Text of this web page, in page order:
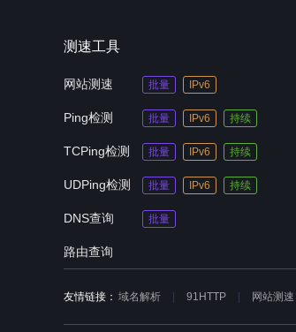
测速工具
网站测速 批量 IPv6
Ping检测 批量 IPv6 持续
TCPing检测 批量 IPv6 持续
UDPing检测 批量 IPv6 持续
DNS查询 批量
路由查询
友情链接： 域名解析 91HTTP 网站测速